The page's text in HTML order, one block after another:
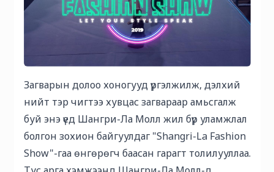
Загварын долоо хоногууд үргэлжилж, дэлхий
нийт тэр чигтээ хувцас загвараар амьсгалж
буй энэ үед Шангри-Ла Молл жил бүр уламжлал
болгон зохион байгуулдаг "Shangri-La Fashion
Show"-гаа өнгөрөгч баасан гарагт толилууллаа.